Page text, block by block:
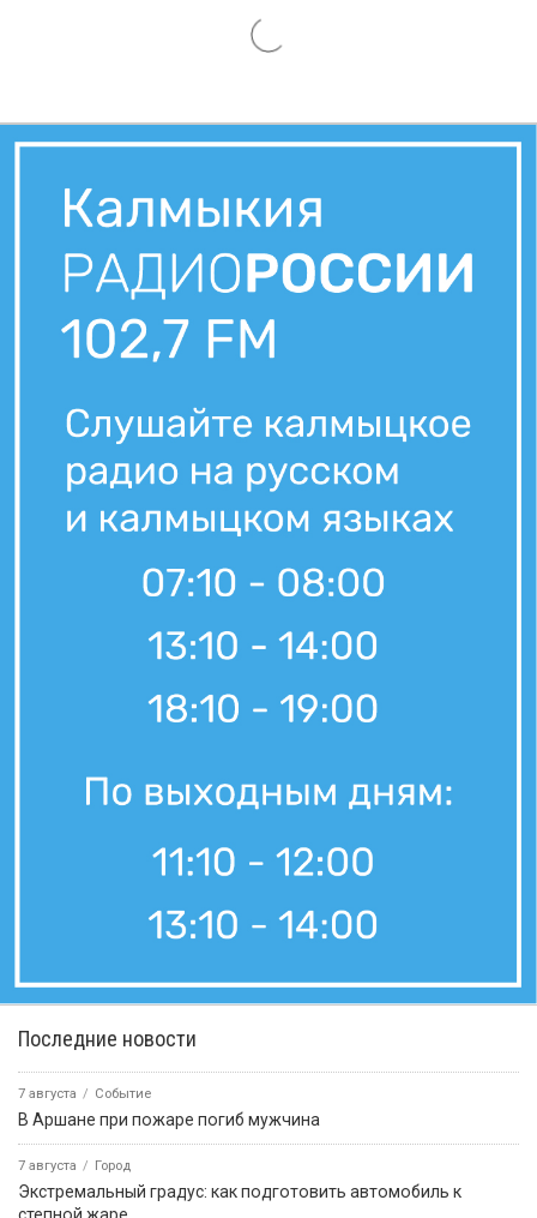
Последние новости
7 августа Событие
В Аршане при пожаре погиб мужчина
7 августа Город
Экстремальный градус: как подготовить автомобиль к